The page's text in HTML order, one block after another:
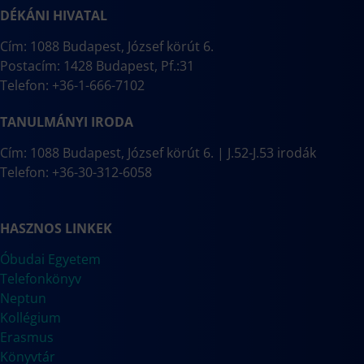
DÉKÁNI HIVATAL
Cím: 1088 Budapest, József körút 6.
Postacím: 1428 Budapest, Pf.:31
Telefon: +36-1-666-7102
TANULMÁNYI IRODA
Cím: 1088 Budapest, József körút 6. | J.52-J.53 irodák
Telefon: +36-30-312-6058
HASZNOS LINKEK
Óbudai Egyetem
Telefonkönyv
Neptun
Kollégium
Erasmus
Könyvtár